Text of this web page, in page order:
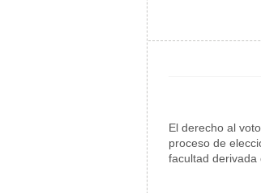
El derecho al
proceso de
facultad